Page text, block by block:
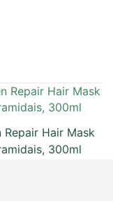
Repair Hair Mask
300ml